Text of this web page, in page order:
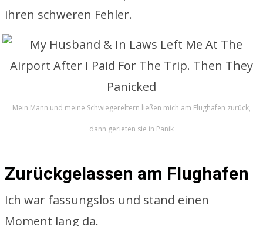
ihren schweren Fehler.
Mein Mann und meine Schwiegereltern ließen mich am Flughafen zurück,
dann gerieten sie in Panik
Zurückgelassen am Flughafen
Ich war fassungslos und stand einen
Moment lang da.